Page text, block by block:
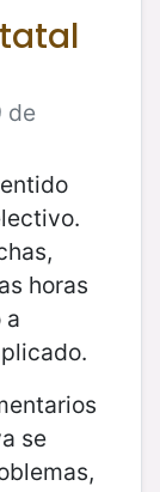
de
horas
a
se